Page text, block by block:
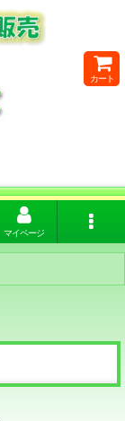
カート
マイページ